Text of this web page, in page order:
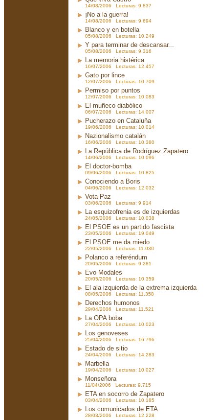
14/08/2006 Lecturas: 9.837
¡No a la guerra!
14/08/2006 Lecturas: 9.694
Blanco y en botella
05/08/2006 Lecturas: 10.249
Y para terminar de descansar...
05/08/2006 Lecturas: 9.316
La memoria histérica
16/07/2006 Lecturas: 12.457
Gato por lince
12/07/2006 Lecturas: 10.709
Permiso por puntos
12/07/2006 Lecturas: 10.083
El muñeco diabólico
06/07/2006 Lecturas: 14.007
Pucherazo en Cataluña
19/06/2006 Lecturas: 10.014
Nazionalismo catalán
16/06/2006 Lecturas: 10.380
La República de Rodríguez Zapatero
14/06/2006 Lecturas: 10.096
El doctor-bomba
09/06/2006 Lecturas: 10.825
Conociendo a Boris
04/06/2006 Lecturas: 12.032
Vota Paz
03/06/2006 Lecturas: 9.914
La esquizofrenia es de izquierdas
24/05/2006 Lecturas: 10.038
El PSOE es un partido fascista
23/05/2006 Lecturas: 19.049
El PSOE me da miedo
22/05/2006 Lecturas: 11.030
Polanco a referéndum
20/05/2006 Lecturas: 9.281
Evo Modales
20/05/2006 Lecturas: 10.359
El ala izquierda de la extrema izquierda
08/05/2006 Lecturas: 11.358
Derechos humonos
29/04/2006 Lecturas: 11.521
La OPA boba
27/04/2006 Lecturas: 10.023
Los genoveses
25/04/2006 Lecturas: 16.796
Estado de sitio
24/04/2006 Lecturas: 14.283
Marbella
19/04/2006 Lecturas: 10.027
Monseñora
11/04/2006 Lecturas: 9.715
ETA en socorro de Zapatero
03/04/2006 Lecturas: 10.185
Los comunicados de ETA
28/03/2006 Lecturas: 12.228